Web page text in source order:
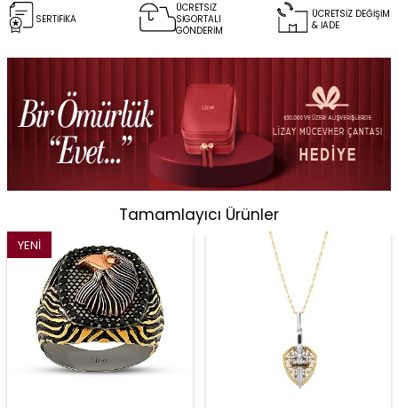
SERTİFİKA
ÜCRETSİZ
SİGORTALI
GÖNDERİM
ÜCRETSİZ DEĞİŞİM
& İADE
Tamamlayıcı Ürünler
YENI